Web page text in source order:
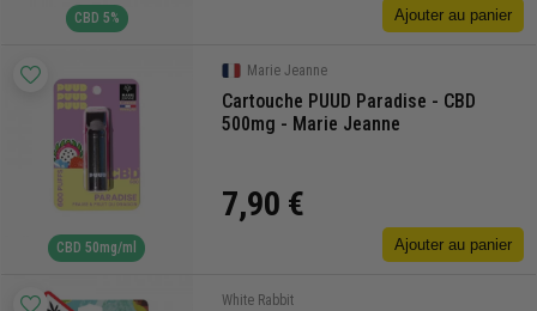
CBD 5% Ajouter au panier
CBD 50mg/ml
Marie Jeanne
Cartouche PUUD Paradise - CBD
500mg - Marie Jeanne
7,90 €
Ajouter au panier
White Rabbit